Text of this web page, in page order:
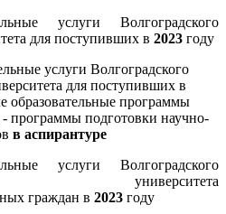
услуги Волгоградского
для поступивших в 2023 году
услуги Волгоградского
для поступивших в
образовательные программы
программы подготовки научно-
в аспирантуре
услуги Волгоградского
университета
граждан в 2023 году